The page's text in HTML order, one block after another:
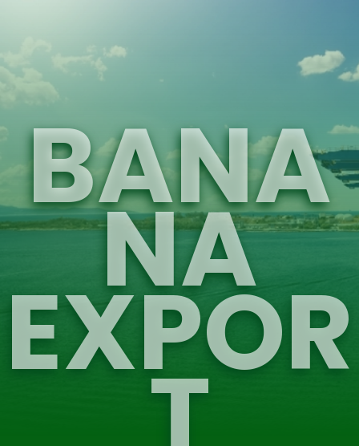
BANA
NA
EXPOR
T